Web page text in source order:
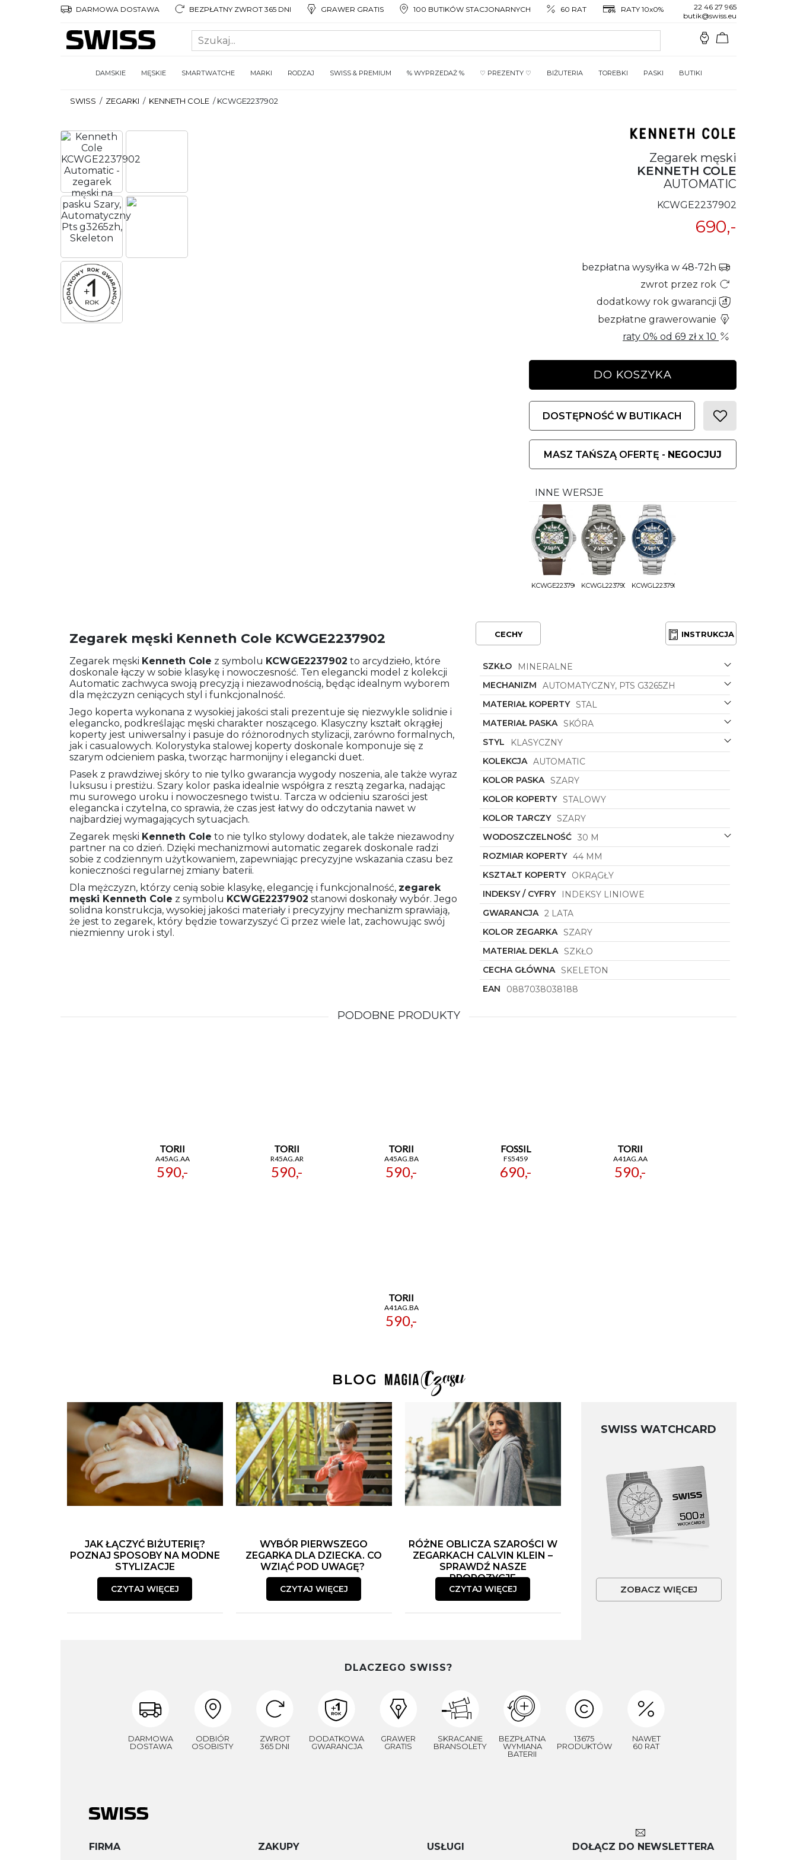
DARMOWA DOSTAWA BEZPŁATNY ZWROT 365 DNI GRAWER GRATIS 100 BUTIKÓW STACJONARNYCH 60 RAT RATY 10x0%
22 46 27 965
butik@swiss.eu
DAMSKIE MĘSKIE SMARTWATCHE MARKI RODZAJ SWISS & PREMIUM % WYPRZEDAŻ % ♡ PREZENTY ♡ BIŻUTERIA TOREBKI PASKI BUTIKI
SWISS / ZEGARKI / KENNETH COLE /KCWGE2237902
Zegarek męski
KENNETH COLE
AUTOMATIC
KCWGE2237902
690,-
bezpłatna wysyłka w 48-72h
zwrot przez rok
dodatkowy rok gwarancji
bezpłatne grawerowanie
raty 0% od 69 złx 10
DO KOSZYKA
DOSTĘPNOŚĆ W BUTIKACH
MASZ TAŃSZĄ OFERTĘ - NEGOCJUJ
INNE WERSJE
KCWGE2237905 KCWGL2237904 KCWGL2237903
Zegarek męski Kenneth Cole KCWGE2237902
Zegarek męski Kenneth Cole z symbolu KCWGE2237902 to arcydzieło, które
doskonale łączy w sobie klasykę i nowoczesność. Ten elegancki model z kolekcji
Automatic zachwyca swoją precyzją i niezawodnością, będąc idealnym wyborem
dla mężczyzn ceniących styl i funkcjonalność.
Jego koperta wykonana z wysokiej jakości stali prezentuje się niezwykle solidnie i
elegancko, podkreślając męski charakter noszącego. Klasyczny kształt okrągłej
koperty jest uniwersalny i pasuje do różnorodnych stylizacji, zarówno formalnych,
jak i casualowych. Kolorystyka stalowej koperty doskonale komponuje się z
szarym odcieniem paska, tworząc harmonijny i elegancki duet.
Pasek z prawdziwej skóry to nie tylko gwarancja wygody noszenia, ale także wyraz
luksusu i prestiżu. Szary kolor paska idealnie współgra z resztą zegarka, nadając
mu surowego uroku i nowoczesnego twistu. Tarcza w odcieniu szarości jest
elegancka i czytelna, co sprawia, że czas jest łatwy do odczytania nawet w
najbardziej wymagających sytuacjach.
Zegarek męski Kenneth Cole to nie tylko stylowy dodatek, ale także niezawodny
partner na co dzień. Dzięki mechanizmowi automatic zegarek doskonale radzi
sobie z codziennym użytkowaniem, zapewniając precyzyjne wskazania czasu bez
konieczności regularnej zmiany baterii.
Dla mężczyzn, którzy cenią sobie klasykę, elegancję i funkcjonalność, zegarek
męski Kenneth Cole z symbolu KCWGE2237902 stanowi doskonały wybór. Jego
solidna konstrukcja, wysokiej jakości materiały i precyzyjny mechanizm sprawiają,
że jest to zegarek, który będzie towarzyszyć Ci przez wiele lat, zachowując swój
niezmienny urok i styl.
CECHY INSTRUKCJA
SZKŁO
MINERALNE
MECHANIZM
AUTOMATYCZNY, PTS G3265ZH
MATERIAŁ KOPERTY STAL
MATERIAŁ PASKA SKÓRA
STYL
KLASYCZNY
KOLEKCJA AUTOMATIC
KOLOR PASKA SZARY
KOLOR KOPERTY STALOWY
KOLOR TARCZY SZARY
WODOSZCZELNOŚĆ 30 M
ROZMIAR KOPERTY 44 MM
KSZTAŁT KOPERTY
OKRĄGŁY
INDEKSY / CYFRY
INDEKSY LINIOWE
GWARANCJA 2 LATA
KOLOR ZEGARKA SZARY
MATERIAŁ DEKLA SZKŁO
CECHA GŁÓWNA SKELETON
EAN
0887038038188
PODOBNE PRODUKTY
TORII
A45AG.AA
590,-
TORII
R45AG.AR
590,-
TORII
A45AG.BA
590,-
FOSSIL
FS5459
690,-
TORII
A41AG.AA
590,-
TORII
A41AG.BA
590,-
JAK ŁĄCZYĆ BIŻUTERIĘ?
POZNAJ SPOSOBY NA MODNE
STYLIZACJE
CZYTAJ WIĘCEJ
WYBÓR PIERWSZEGO
ZEGARKA DLA DZIECKA. CO
WZIĄĆ POD UWAGĘ?
CZYTAJ WIĘCEJ
RÓŻNE OBLICZA SZAROŚCI W
ZEGARKACH CALVIN KLEIN –
SPRAWDŹ NASZE
PROPOZYCJE
CZYTAJ WIĘCEJ
SWISS WATCHCARD
ZOBACZ WIĘCEJ
DLACZEGO SWISS?
DARMOWA
DOSTAWA
ODBIÓR
OSOBISTY
ZWROT
365 DNI
DODATKOWA
GWARANCJA
GRAWER
GRATIS
SKRACANIE
BRANSOLETY
BEZPŁATNA
WYMIANA
BATERII
13675
PRODUKTÓW
NAWET
60 RAT
FIRMA ZAKUPY USŁUGI DOŁĄCZ DO NEWSLETTERA